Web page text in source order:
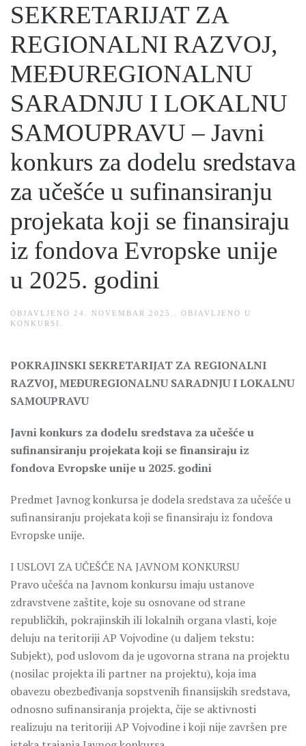
SEKRETARIJAT ZA
REGIONALNI RAZVOJ,
MEĐUREGIONALNU
SARADNJU I LOKALNU
SAMOUPRAVU – Javni
konkurs za dodelu sredstava
za učešće u sufinansiranju
projekata koji se finansiraju
iz fondova Evropske unije
u 2025. godini
OBJAVLJENO 24. NOVEMBAR 2025.
. OBJAVLJENO U
KONKURSI
POKRAJINSKI SEKRETARIJAT ZA REGIONALNI
RAZVOJ, MEĐUREGIONALNU SARADNJU I LOKALNU
SAMOUPRAVU
Javni konkurs za dodelu sredstava za učešće u
sufinansiranju projekata koji se finansiraju iz
fondova Evropske unije u 2025. godini
Predmet Javnog konkursa je dodela sredstava za učešće u
sufinansiranju projekata koji se finansiraju iz fondova
Evropske unije.
I USLOVI ZA UČEŠĆE NA JAVNOM KONKURSU
Pravo učešća na Javnom konkursu imaju ustanove
zdravstvene zaštite, koje su osnovane od strane
republičkih, pokrajinskih ili lokalnih organa vlasti, koje
deluju na teritoriji AP Vojvodine (u daljem tekstu:
Subjekt), pod uslovom da je ugovorna strana na projektu
(nosilac projekta ili partner na projektu), koja ima
obavezu obezbeđivanja sopstvenih finansijskih sredstava,
odnosno sufinansiranja projekta, čije se aktivnosti
realizuju na teritoriji AP Vojvodine i koji nije završen pre